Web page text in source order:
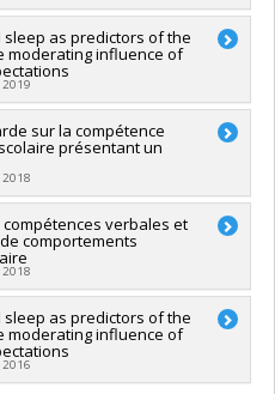
institutionnelle du
Pennestri
de recherches en sciences
de développement
as predictors of the
moderating influence of
Pennestri
de recherches en sciences
de développement
sur la compétence
présentant un
de recherches en sciences
institutionnelle du
verbales et
comportements
de recherches en sciences
institutionnelle du
as predictors of the
moderating influence of